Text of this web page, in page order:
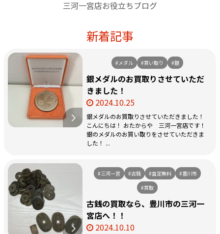
三河一宮店お役立ちブログ
新着記事
#メダル #買い取り #銀
銀メダルのお買取りさせていただ
きました！
2024.10.25
銀メダルのお買取りさせていただきました！
こんにちは！ おたからや 三河一宮店です！
銀のメダルのお買い取りをさせていただきま
した！ ...
#三河一宮 #古銭 #査定無料
#豊川市
#買取
古銭の買取なら、豊川市の三河一
宮店へ！！
2024.10.10